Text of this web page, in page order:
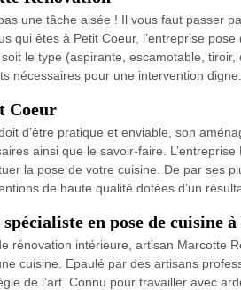
une tâche aisée ! Il vous faut
qui êtes à Petit Coeur, l’entreprise
le type (aspirante, escamotable,
nécessaires pour une intervention digne.
Coeur
d’être pratique et enviable, son
ainsi que le savoir-faire.
la pose de votre cuisine. De par ses
de haute qualité dotées d’un
en pose de cuisine
rénovation intérieure, artisan Marcotte
cuisine. Epaulé par des artisans
de l’art. Connu pour travailler avec